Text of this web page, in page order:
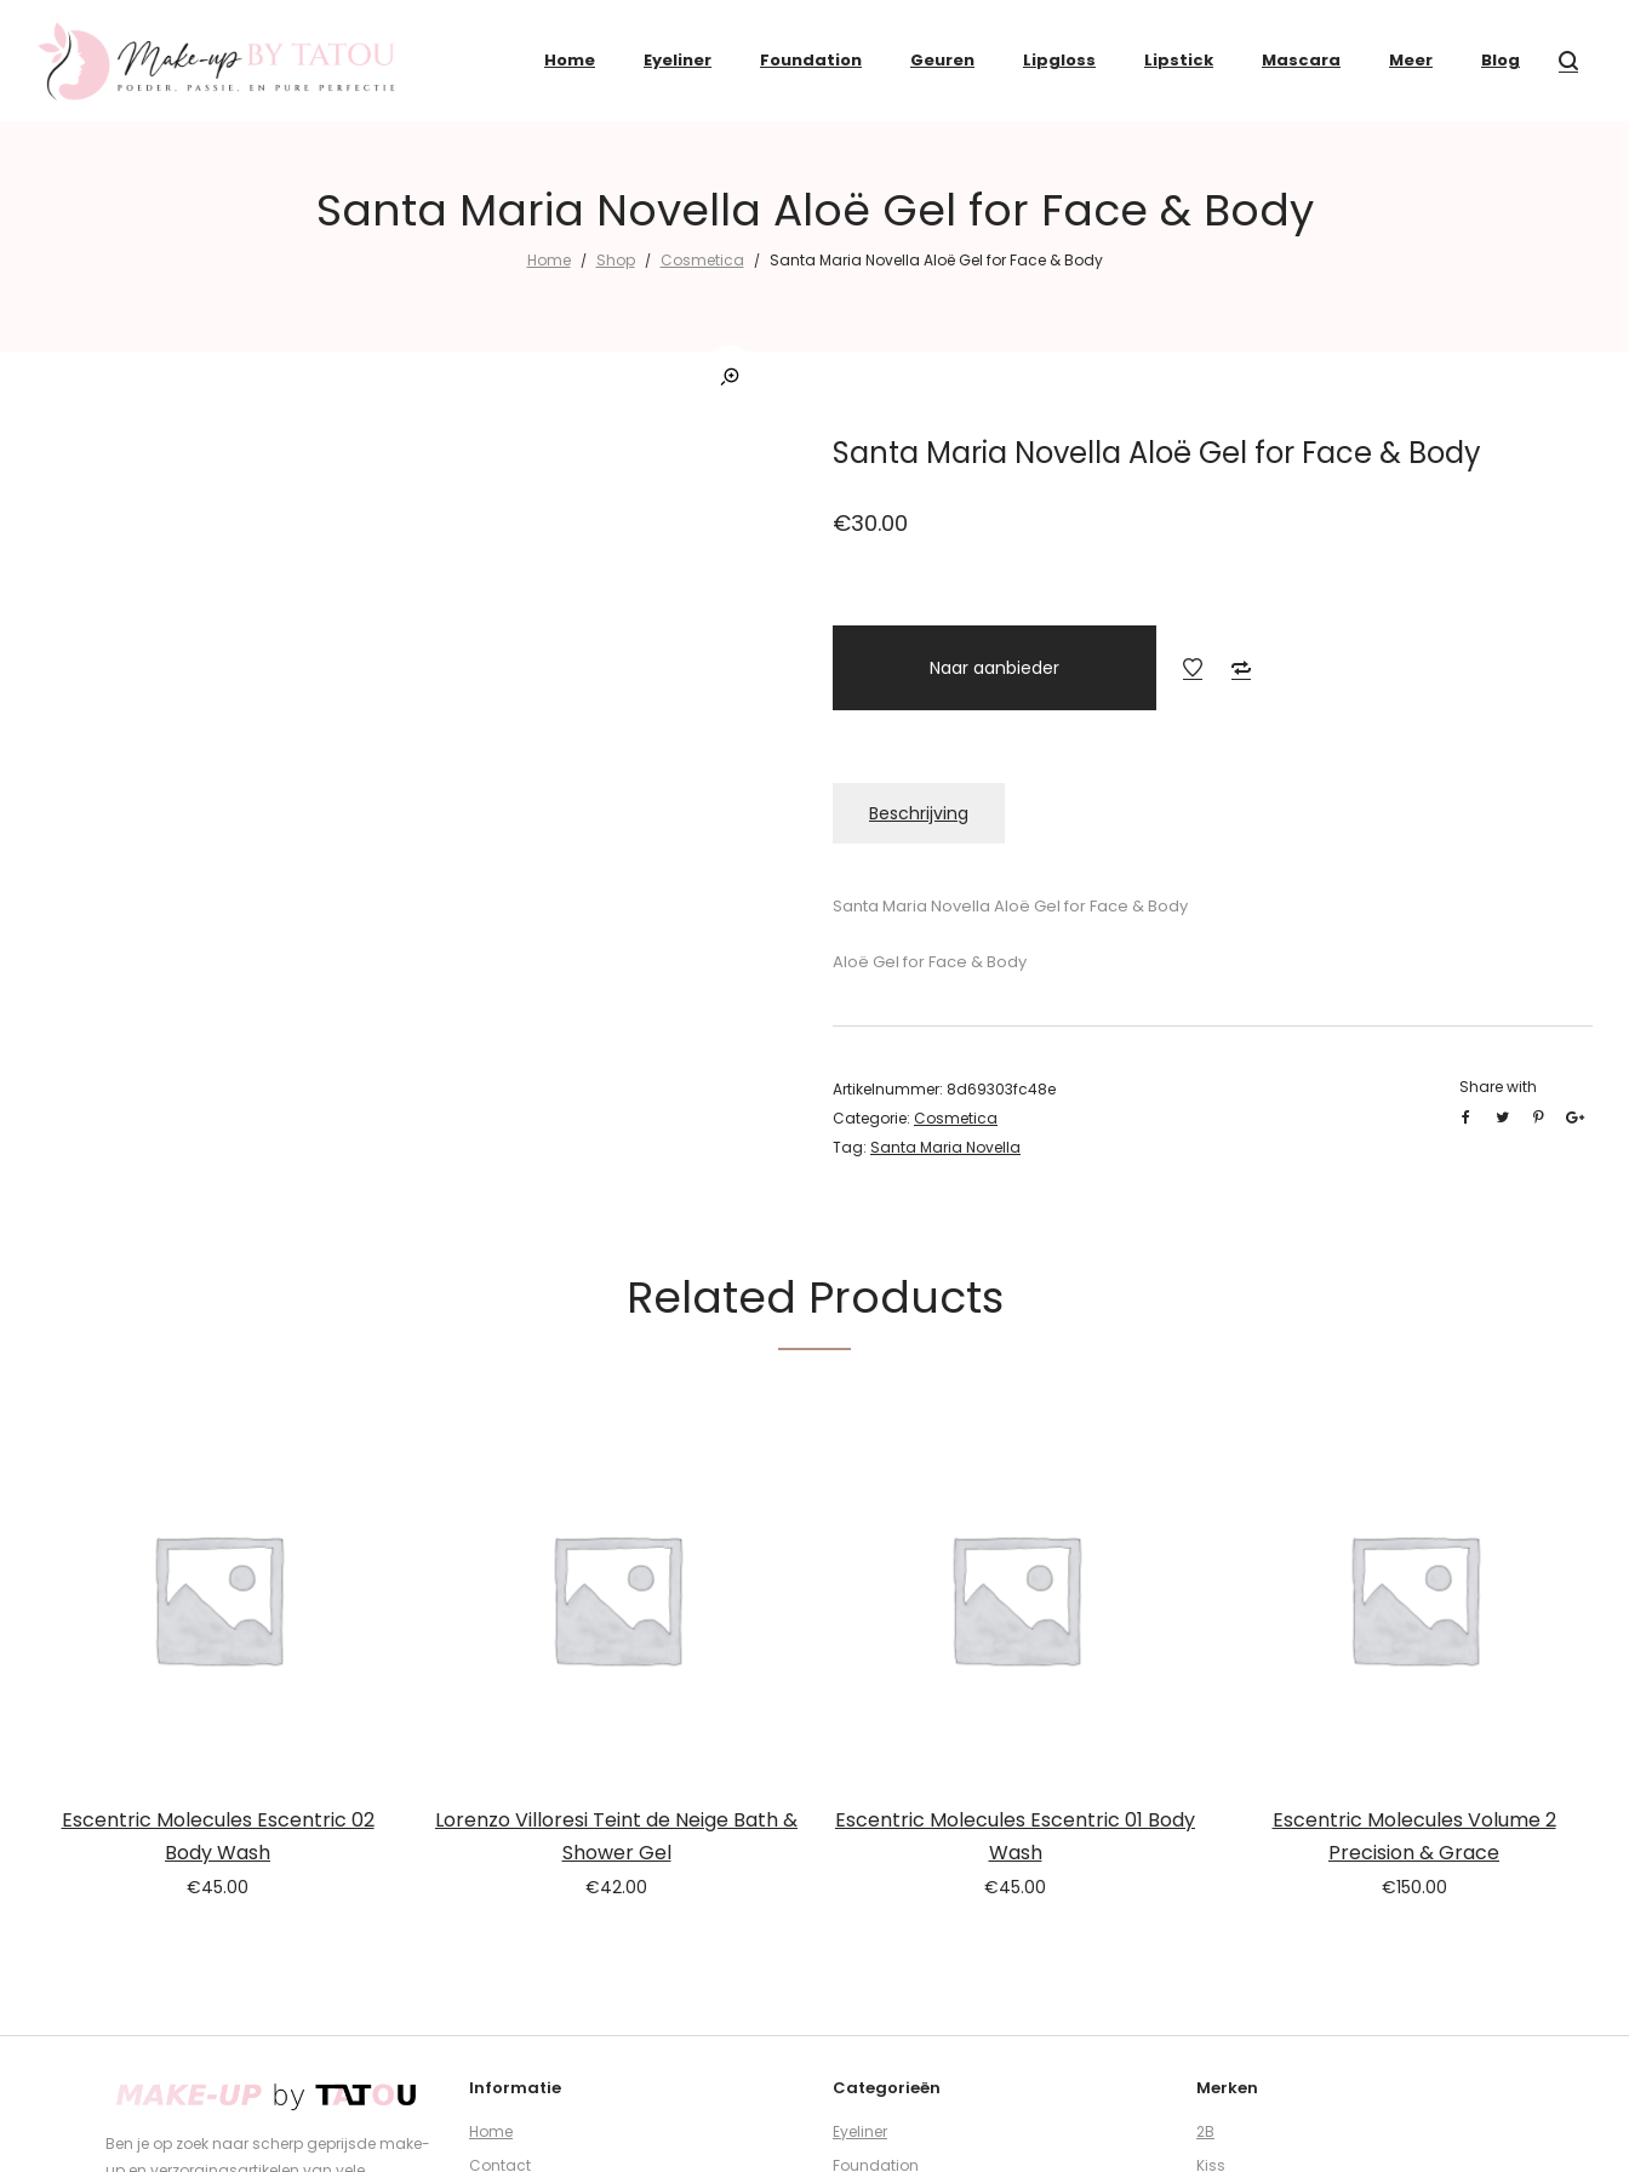
Home Eyeliner Foundation Geuren Lipgloss Lipstick Mascara Meer Blog
Santa Maria Novella Aloë Gel for Face & Body
Home / Shop / Cosmetica / Santa Maria Novella Aloë Gel for Face & Body
Santa Maria Novella Aloë Gel for Face & Body
€30.00
Naar aanbieder
Beschrijving
Santa Maria Novella Aloë Gel for Face & Body
Aloë Gel for Face & Body
Artikelnummer: 8d69303fc48e
Categorie: Cosmetica
Tag: Santa Maria Novella
Share with
Related Products
Escentric Molecules Escentric 02
Body Wash
€45.00
Lorenzo Villoresi Teint de Neige Bath &
Shower Gel
€42.00
Escentric Molecules Escentric 01 Body
Wash
€45.00
Escentric Molecules Volume 2
Precision & Grace
€150.00
Ben je op zoek naar scherp geprijsde make-
Informatie
Home
Contact
Categorieën
Eyeliner
Foundation
Merken
2B
Kiss